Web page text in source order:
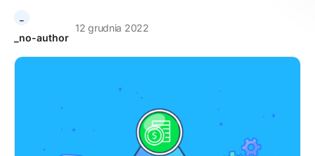
_no-author
12 grudnia 2022